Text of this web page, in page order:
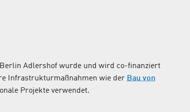
Adlershof wurde und wird co-finanziert
Infrastrukturmaßnahmen wie der Bau von
Projekte verwendet.